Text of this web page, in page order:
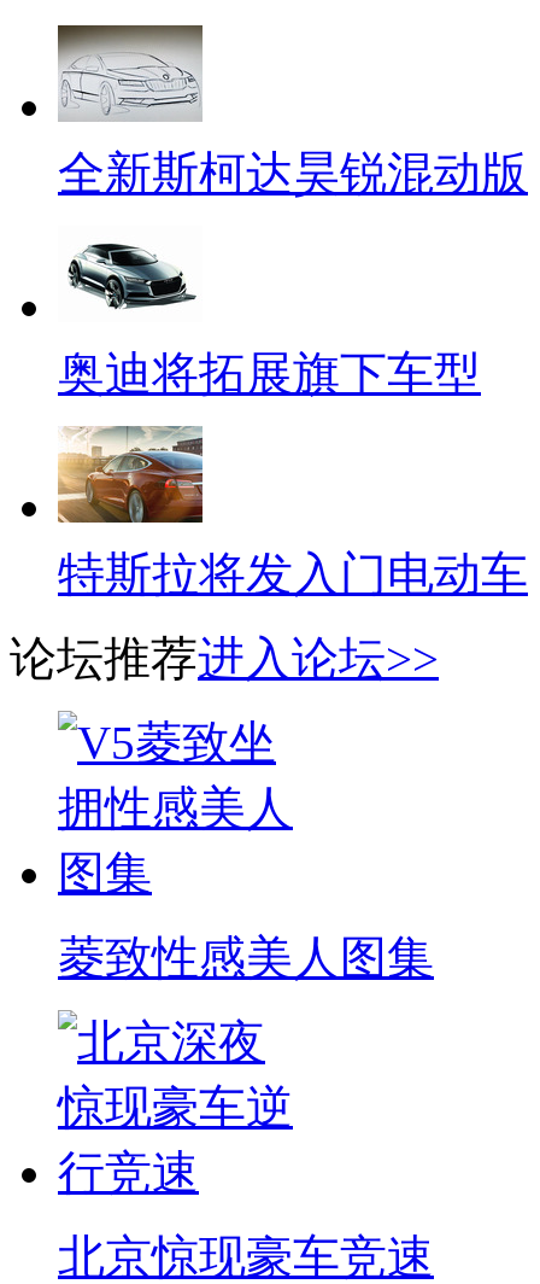
全新斯柯达昊锐混动版
奥迪将拓展旗下车型
特斯拉将发入门电动车
论坛推荐进入论坛>>
菱致性感美人图集
北京惊现豪车竞速